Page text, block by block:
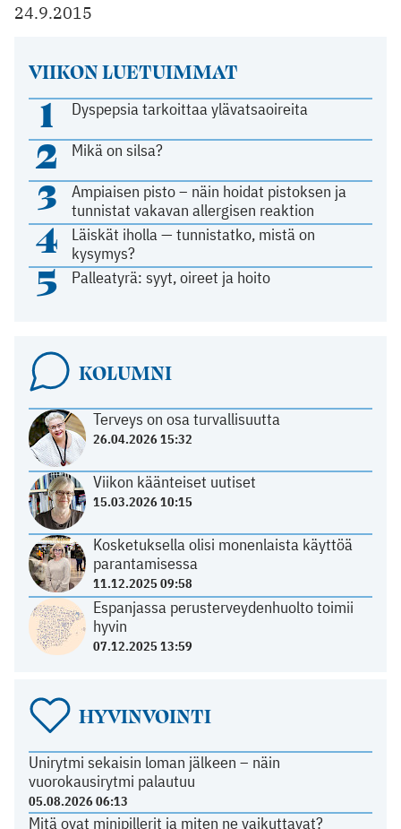
24.9.2015
VIIKON LUETUIMMAT
1 Dyspepsia tarkoittaa ylävatsaoireita
2 Mikä on silsa?
3
Ampiaisen pisto – näin hoidat pistoksen ja
tunnistat vakavan allergisen reaktion
4
Läiskät iholla — tunnistatko, mistä on
kysymys?
5 Palleatyrä: syyt, oireet ja hoito
KOLUMNI
Terveys on osa turvallisuutta
26.04.2026 15:32
Viikon käänteiset uutiset
15.03.2026 10:15
Kosketuksella olisi monenlaista käyttöä
parantamisessa
11.12.2025 09:58
Espanjassa perusterveydenhuolto toimii
hyvin
07.12.2025 13:59
HYVINVOINTI
Unirytmi sekaisin loman jälkeen – näin
vuorokausirytmi palautuu
05.08.2026 06:13
Mitä ovat minipillerit ja miten ne vaikuttavat?